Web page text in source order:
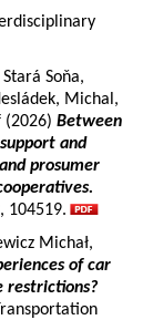
Soňa,
Michal,
(2026) Between
and
prosumer
104519.
Michał,
of car
restrictions?